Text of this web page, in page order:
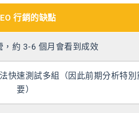
行銷的缺點
，約 3-6 個月會看到成效
快速測試多組（因此前期分析特別
要）